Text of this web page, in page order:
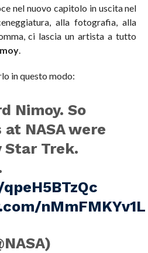
nel nuovo capitolo in uscita nel
alla fotografia, alla
ci lascia un artista a tutto
.
in questo modo:
Nimoy. So
NASA were
Star Trek.
nMmFMKYv1L